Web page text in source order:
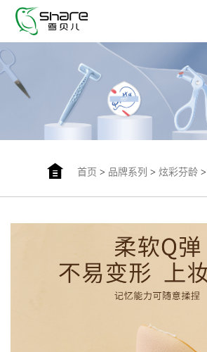
首页 > 品牌系列 > 炫彩芬龄>